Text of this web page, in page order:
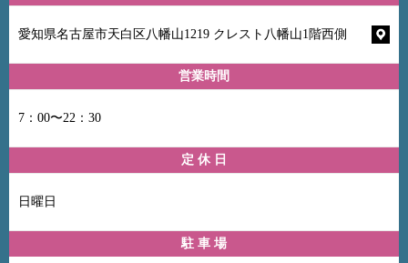
愛知県名古屋市天白区八幡山1219 クレスト八幡山1階西側
営業時間
7：00〜22：30
定 休 日
日曜日
駐 車 場